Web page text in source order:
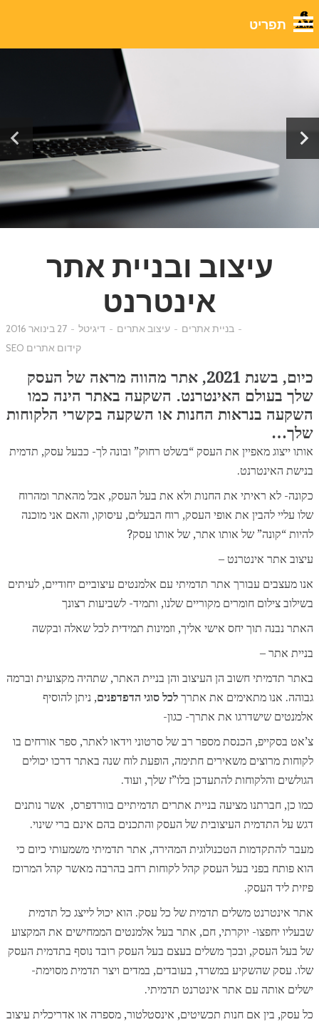
עיצוב ובניית אתר
אינטרנט
27 בינואר 2016 - דיגיטל - עיצוב אתרים - בניית אתרים -
קידום אתרים SEO
כיום, בשנת 2021, אתר מהווה מראה של העסק
שלך בעולם האינטרנט. השקעה באתר הינה כמו
השקעה בנראות החנות או השקעה בקשרי הלקוחות
שלך…
אותו ייצוג מאפיין את העסק “בשלט רחוק” ובונה לך- כבעל עסק, תדמית
בנישת האינטרנט.
כקונה- לא ראיתי את החנות ולא את בעל העסק, אבל מהאתר ומהרוח
שלו עליי להבין את אופי העסק, רוח הבעלים, עיסוקו, והאם אני מוכנה
להיות “קונה” של אותו אתר, של אותו עסק?
עיצוב אתר אינטרנט –
אנו מעצבים עבורך אתר תדמיתי עם אלמנטים עיצוביים יחודיים, לעיתים
בשילוב צילום חומרים מקוריים שלנו, ותמיד- לשביעות רצונך
האתר נבנה תוך יחס אישי אליך, וזמינות תמידית לכל שאלה ובקשה
בניית אתר –
באתר תדמיתי חשוב הן העיצוב והן בניית האתר, שתהיה מקצועית וברמה
גבוהה. אנו מתאימים את אתרך לכל סוגי הדפדפנים, ניתן להוסיף
אלמנטים שישדרגו את אתרך- כגון-
צ’אט בסקייפ, הכנסת מספר רב של סרטוני וידאו לאתר, ספר אורחים בו
לקוחות מרוצים משאירים חתימה, הופעת לוח שנה באתר דרכו יכולים
הגולשים והלקוחות להתעדכן בלו”ז שלך, ועוד.
כמו כן, חברתנו מציעה בניית אתרים תדמיתיים בוורדפרס, אשר נותנים
דגש על התדמית העיצובית של העסק והתכנים בהם אינם ברי שינוי.
מעבר להתקדמות הטכנולוגית המהירה, אתר תדמיתי משמעותי כיום כי
הוא פותח בפני בעל העסק קהל לקוחות רחב בהרבה מאשר קהל המרוכז
פיזית ליד העסק.
אתר אינטרנט משלים תדמית של כל עסק. הוא יכול לייצג כל תדמית
שבעליו יחפצו- יוקרתי, חם, אתר בעל אלמנטים הממחישים את המקצוע
של בעל העסק, ובכך משלים בעצם בעל העסק רובד נוסף בתדמית העסק
שלו. עסק שהשקיע במשרד, בעובדים, במדים ויצר תדמית מסוימת-
ישלים אותה עם אתר אינטרנט תדמיתי.
כל עסק, בין אם חנות תכשיטים, אינסטלטור, מספרה או אדריכלית עיצוב